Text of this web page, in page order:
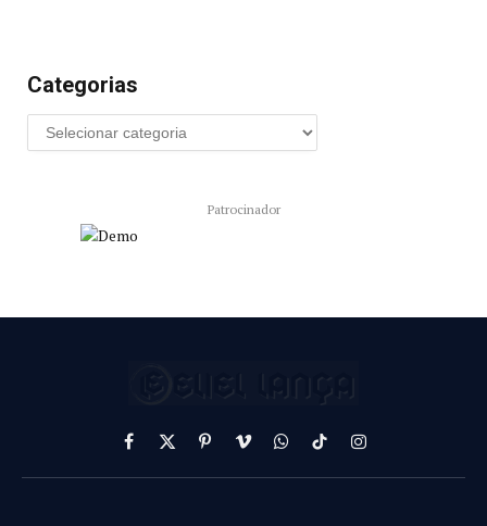
Categorias
Patrocinador
Facebook
X
(Twitter)
PinterestVimeoWhatsApp
TikTokInstagram